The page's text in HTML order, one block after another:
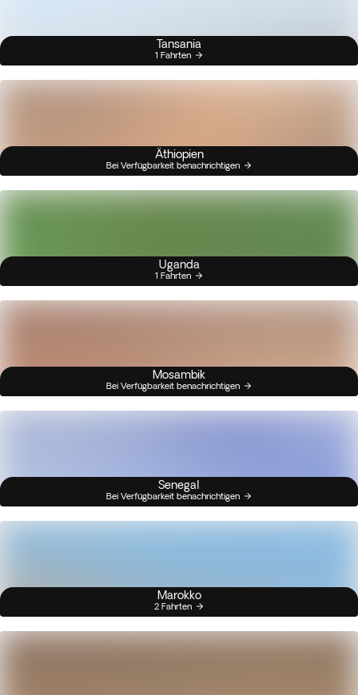
Tansania
1 Fahrten
Äthiopien
Bei Verfügbarkeit benachrichtigen
Uganda
1 Fahrten
Mosambik
Bei Verfügbarkeit benachrichtigen
Senegal
Bei Verfügbarkeit benachrichtigen
Marokko
2 Fahrten